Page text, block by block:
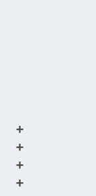
+
+
+
+